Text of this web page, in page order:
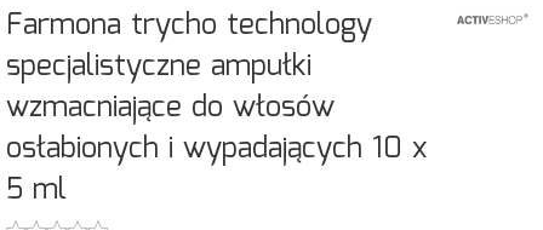
Farmona trycho technology
specjalistyczne ampułki
wzmacniające do włosów
osłabionych i wypadających 10 x
5 ml